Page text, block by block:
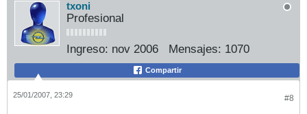
txoni
Profesional
Ingreso: nov 2006 Mensajes: 1070
Compartir
#8
25/01/2007, 23:29